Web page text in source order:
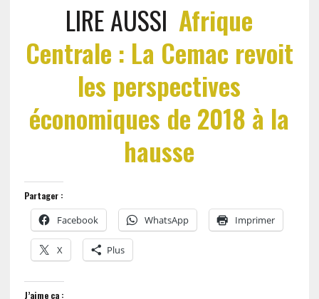
LIRE AUSSI Afrique
Centrale : La Cemac revoit
les perspectives
économiques de 2018 à la
hausse
Partager :
Facebook WhatsApp Imprimer
X Plus
J’aime ça :